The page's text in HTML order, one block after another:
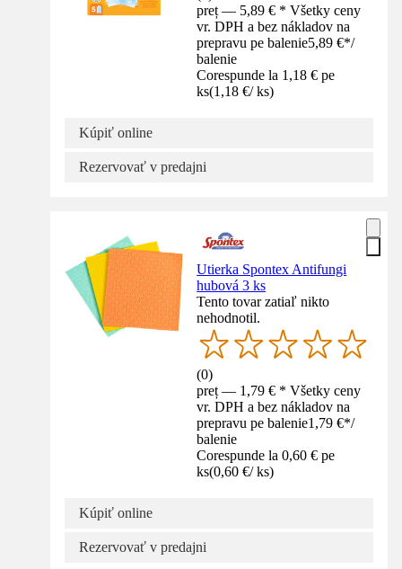
preț — 5,89 € * Všetky ceny
vr. DPH a bez nákladov na
prepravu pe balenie5,89 €*/
balenie
Corespunde la 1,18 € pe
ks(1,18 €/ ks)
Kúpiť online
Rezervovať v predajni
Utierka Spontex Antifungi
hubová 3 ks
Tento tovar zatiaľ nikto
nehodnotil.
(0)
preț — 1,79 € * Všetky ceny
vr. DPH a bez nákladov na
prepravu pe balenie1,79 €*/
balenie
Corespunde la 0,60 € pe
ks(0,60 €/ ks)
Kúpiť online
Rezervovať v predajni